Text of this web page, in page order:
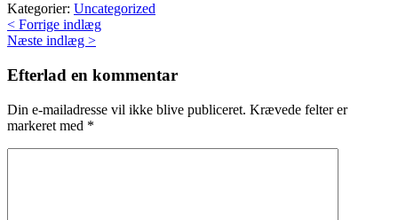
Kategorier: Uncategorized
< Forrige indlæg
Næste indlæg >
Efterlad en kommentar
Din e-mailadresse vil ikke blive publiceret. Krævede felter er
markeret med *